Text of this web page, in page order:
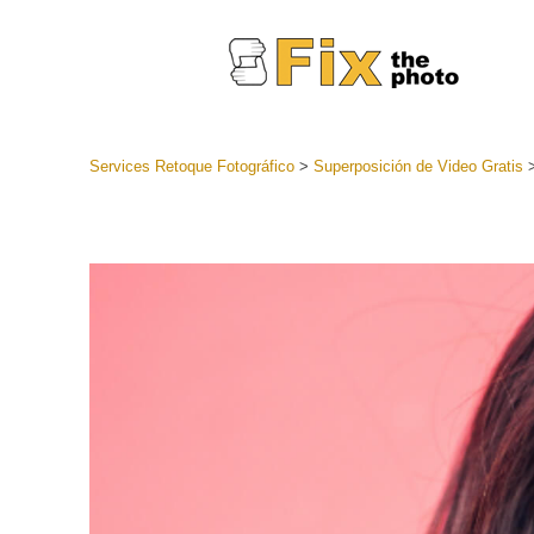
Servicios
Ajustes
mejor
Services Retoque Fotográfico> Superposición de Video Gratis